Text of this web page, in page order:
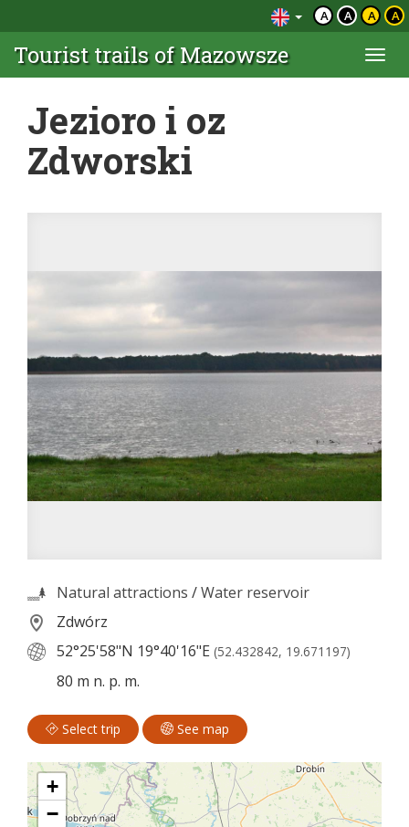
A A A A
Tourist trails of Mazowsze
Jezioro i oz
Zdworski
Natural attractions /Water reservoir
Zdwórz
52°25'58"N 19°40'16"E (52.432842, 19.671197)
80 m n. p. m.
Select trip See map
+
−